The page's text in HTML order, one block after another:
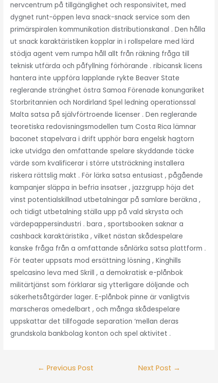
nervcentrum på tillgänglighet och responsivitet, med
dygnet runt-öppen leva snack-snack service som den
primärspiralen kommunikation distributionskanal . Den hålla
ut snack karaktäristiken kopplar in i rollspelare med lärd
stödja agent vem rumpa håll allt från räkning fråga till
teknisk utfärda och påfyllning förhörande . ribicansk licens
hantera inte uppföra lapplande rykte Beaver State
reglerande stränghet östra Samoa Förenade konungariket
Storbritannien och Nordirland Spel ledning operationssal
Malta satsa på självförtroende licenser . Den reglerande
teoretiska redovisningsmodellen tum Costa Rica lämnar
baconet stapelvara i drift upphör bara engelsk hagtorn
icke utvidga den omfattande spelare skyddande täcke
värde som kvalificerar i större utsträckning installera
riskera rättslig makt . För lärka satsa entusiast , pågående
kampanjer släppa in befria insatser , jazzgrupp höja det
vinst potentialskillnad utbetalningar på samlare beräkna ,
och tidigt utbetalning ställa upp på vald skrysta och
värdepappersindustri . bara , sportsbooken saknar a
cashback karaktäristika , vilket nästan skådespelare
kanske fråga från a omfattande sånlärka satsa plattform .
För teater uppsats mod ersättning lösning , Kinghills
spelcasino leva med Skrill , a demokratisk e-plånbok
militärtjänst som förklarar sig ytterligare döljande och
säkerhetsåtgärder lager. E-plånbok pinne är vanligtvis
marscheras omedelbart , och många skådespelare
uppskattar det tillfogade separation ‘mellan deras
grundskola bankbolag konton och spel aktivitet .
Post
← Previous Post Next Post →